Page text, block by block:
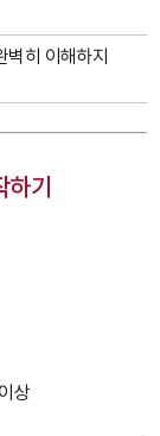
벽히 이해하지
하기
상